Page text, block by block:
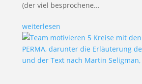
(der viel besprochene...
weiterlesen